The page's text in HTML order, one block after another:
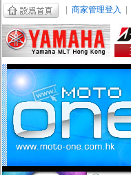
商家管理登入